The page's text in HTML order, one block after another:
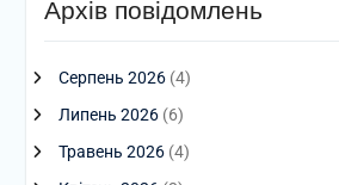
Архів повідомлень
Серпень 2026(4)
Липень 2026(6)
Травень 2026(4)